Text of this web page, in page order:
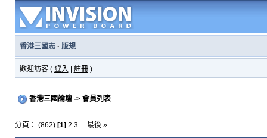
香港三國志· 版規
歡迎訪客 ( 登入 註冊)
香港三國論壇-> 會員列表
分頁： (862) [1] 2 3... 最後 »